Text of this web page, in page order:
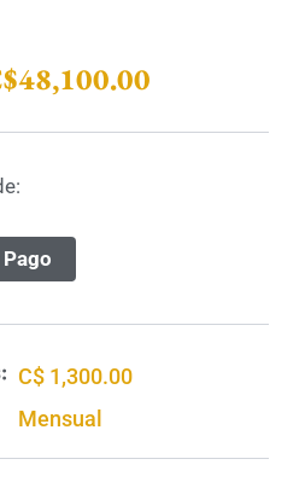
48,100.00
C$ 1,300.00
Mensual